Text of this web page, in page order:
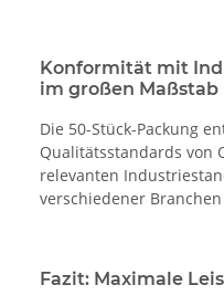
Konformität mit
im großen Maßstab
Die 50-Stück-Packung
Qualitätsstandards von
relevanten
verschiedener
Fazit: Maximale